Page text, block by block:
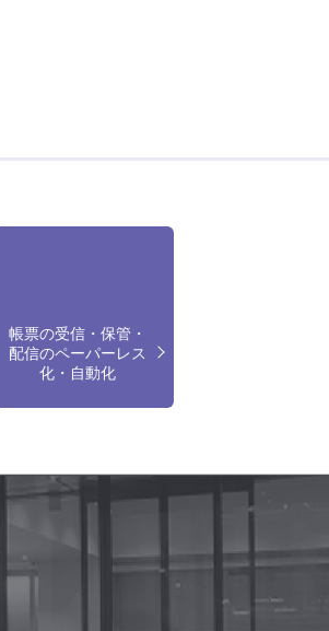
帳票の受信・保管・
配信のペーパーレス
化・自動化